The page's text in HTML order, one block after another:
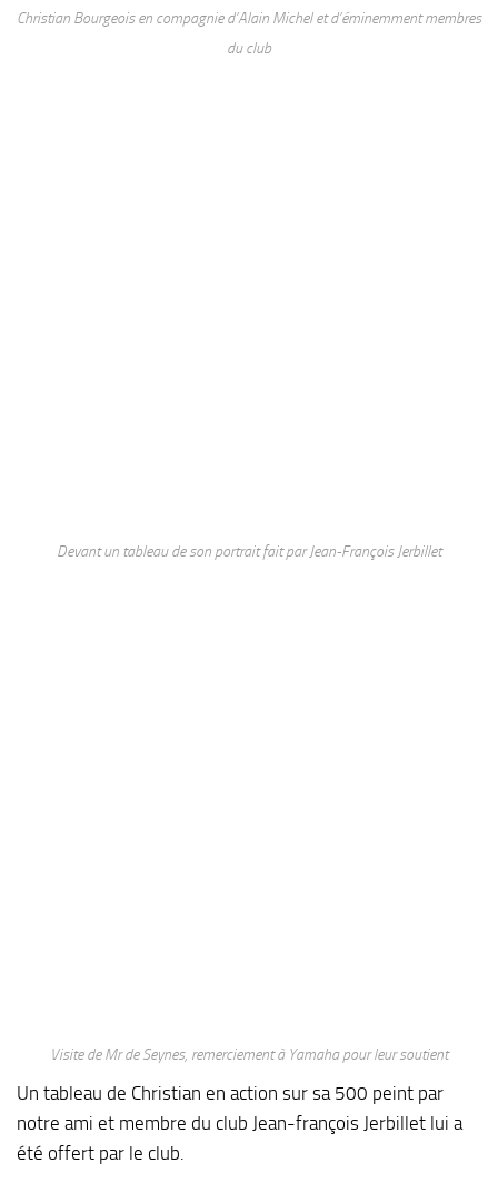
Christian Bourgeois en compagnie d’Alain Michel et d’éminemment membres
du club
Devant un tableau de son portrait fait par Jean-François Jerbillet
Visite de Mr de Seynes, remerciement à Yamaha pour leur soutient
Un tableau de Christian en action sur sa 500 peint par
notre ami et membre du club Jean-françois Jerbillet lui a
été offert par le club.